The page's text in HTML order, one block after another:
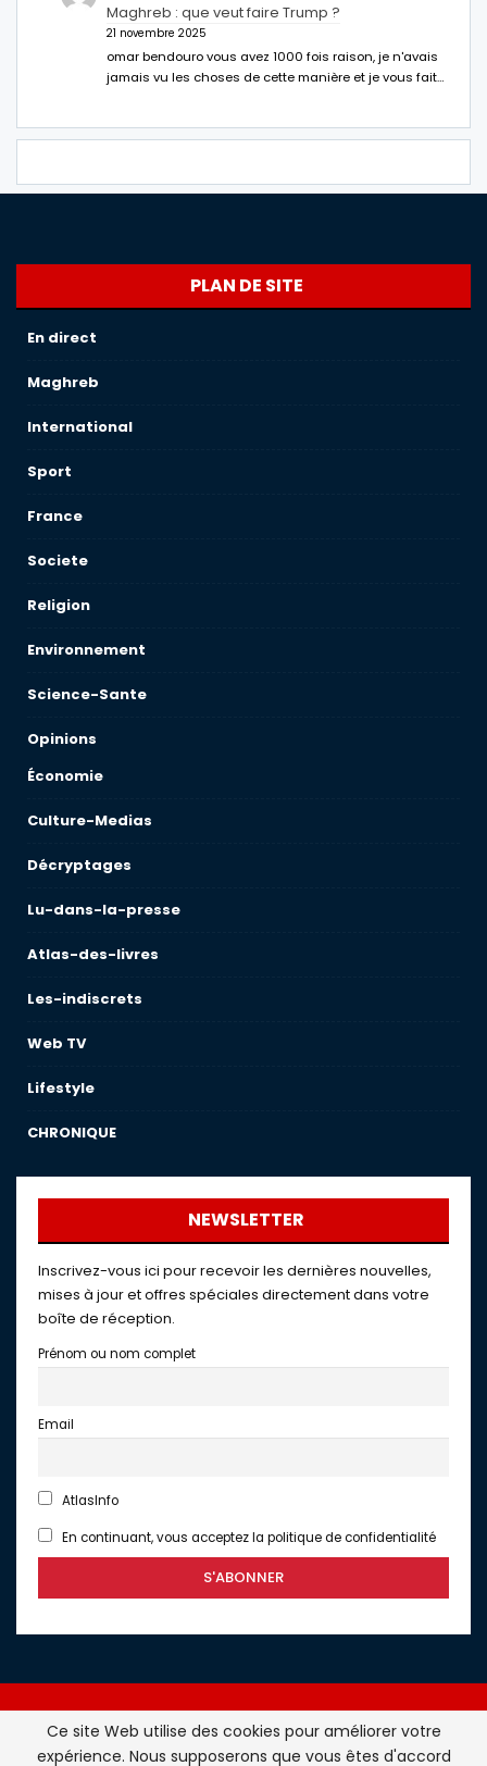
Maghreb : que veut faire Trump ?
21 novembre 2025
omar bendouro vous avez 1000 fois raison, je n'avais
jamais vu les choses de cette manière et je vous fait…
PLAN DE SITE
En direct
Maghreb
International
Sport
France
Societe
Religion
Environnement
Science-Sante
Opinions
Économie
Culture-Medias
Décryptages
Lu-dans-la-presse
Atlas-des-livres
Les-indiscrets
Web TV
Lifestyle
CHRONIQUE
NEWSLETTER
Inscrivez-vous ici pour recevoir les dernières nouvelles,
mises à jour et offres spéciales directement dans votre
boîte de réception.
Prénom ou nom complet
Email
AtlasInfo
En continuant, vous acceptez la politique de confidentialité
Ce site Web utilise des cookies pour améliorer votre
expérience. Nous supposerons que vous êtes d'accord